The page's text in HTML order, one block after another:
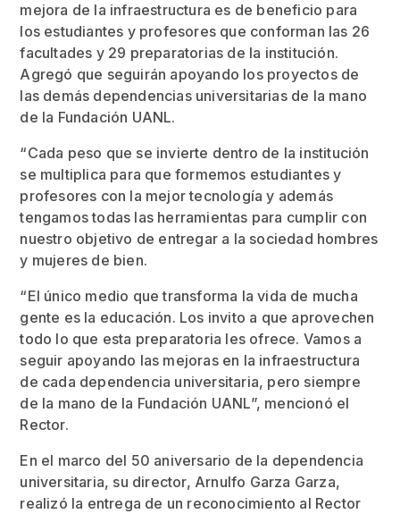
mejora de la infraestructura es de beneficio para
los estudiantes y profesores que conforman las 26
facultades y 29 preparatorias de la institución.
Agregó que seguirán apoyando los proyectos de
las demás dependencias universitarias de la mano
de la Fundación UANL.
“Cada peso que se invierte dentro de la institución
se multiplica para que formemos estudiantes y
profesores con la mejor tecnología y además
tengamos todas las herramientas para cumplir con
nuestro objetivo de entregar a la sociedad hombres
y mujeres de bien.
“El único medio que transforma la vida de mucha
gente es la educación. Los invito a que aprovechen
todo lo que esta preparatoria les ofrece. Vamos a
seguir apoyando las mejoras en la infraestructura
de cada dependencia universitaria, pero siempre
de la mano de la Fundación UANL”, mencionó el
Rector.
En el marco del 50 aniversario de la dependencia
universitaria, su director, Arnulfo Garza Garza,
realizó la entrega de un reconocimiento al Rector